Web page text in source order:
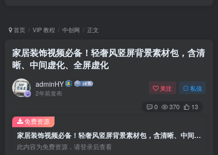
首页 VIP 教程 中创网 正文
家居装饰视频必备！轻奢风竖屏背景素材包，含清
晰、中间虚化、全屏虚化
adminHY
2年前发布
关注 私信
0 370 13
家居装饰视频必备！轻奢风竖屏背景素材包，含清晰、中间虚化、全屏虚化
此内容为免费资源，请登录后查看
免费资源